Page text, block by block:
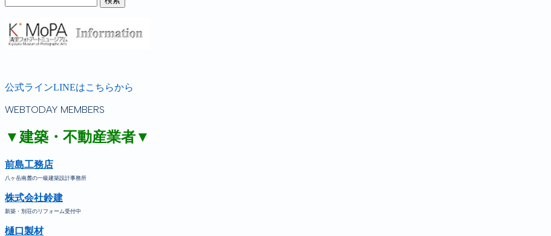
公式ラインLINEはこちらから
WEBTODAY MEMBERS
▼建築・不動産業者▼
前島工務店
八ヶ岳南麓の一級建築設計事務所
株式会社鈴建
新築・別荘のリフォーム受付中
樋口製材